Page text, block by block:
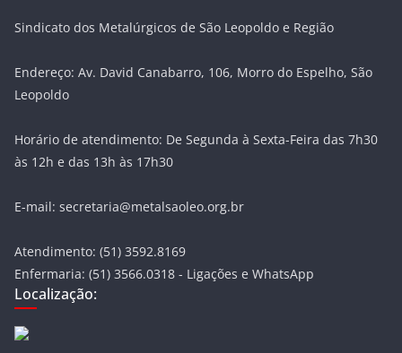
Sindicato dos Metalúrgicos de São Leopoldo e Região
Endereço: Av. David Canabarro, 106, Morro do Espelho, São
Leopoldo
Horário de atendimento: De Segunda à Sexta-Feira das 7h30
às 12h e das 13h às 17h30
E-mail: secretaria@metalsaoleo.org.br
Atendimento: (51) 3592.8169
Enfermaria: (51) 3566.0318 - Ligações e WhatsApp
Localização: